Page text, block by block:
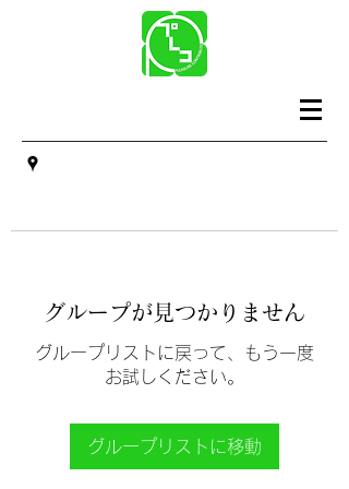
グループが見つかりません
グループリストに戻って、もう一度
お試しください。
グループリストに移動